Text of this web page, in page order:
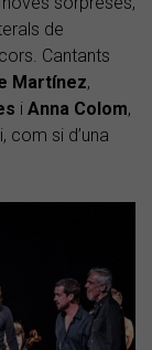
de
Cantants
Martínez,
i Anna Colom,
com si d’una